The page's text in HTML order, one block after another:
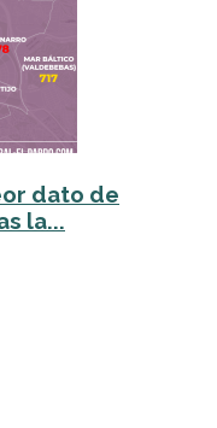
dato de
la...